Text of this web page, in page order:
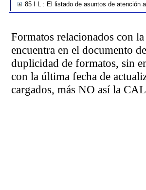
85 I L : El listado de asuntos de atención
Formatos relacionados con
encuentra en el documento
duplicidad de formatos, sin
con la última fecha de
cargados, más NO así la